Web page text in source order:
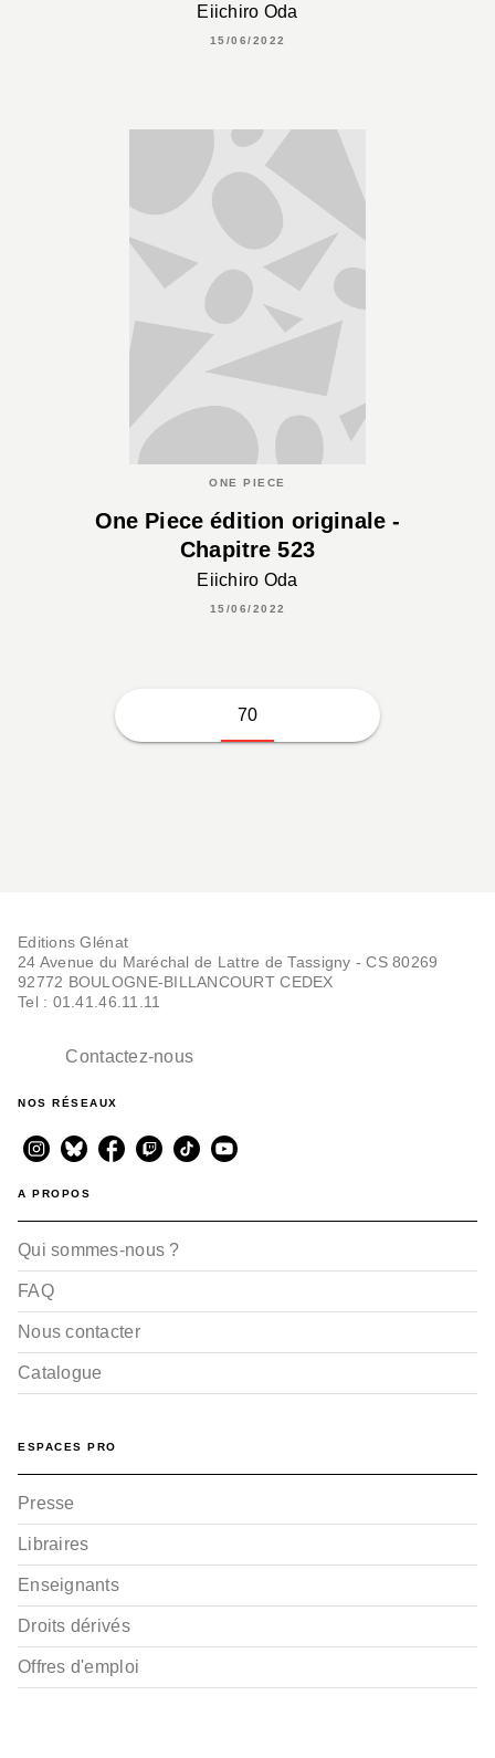
Eiichiro Oda
15/06/2022
ONE PIECE
One Piece édition originale -
Chapitre 523
Eiichiro Oda
15/06/2022
70
Editions Glénat
24 Avenue du Maréchal de Lattre de Tassigny - CS 80269
92772 BOULOGNE-BILLANCOURT CEDEX
Tel : 01.41.46.11.11
Contactez-nous
NOS RÉSEAUX
A PROPOS
Qui sommes-nous ?
FAQ
Nous contacter
Catalogue
ESPACES PRO
Presse
Libraires
Enseignants
Droits dérivés
Offres d'emploi